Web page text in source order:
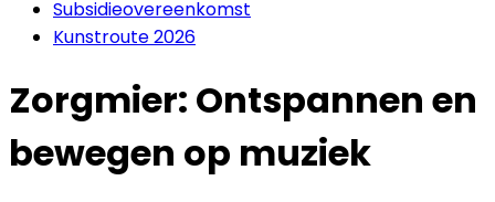
Subsidieovereenkomst
Kunstroute 2026
Zorgmier: Ontspannen en
bewegen op muziek